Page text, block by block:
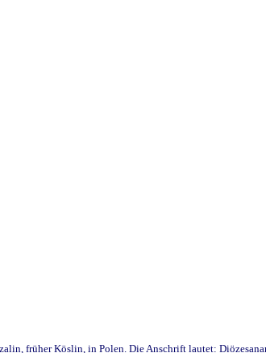
früher Köslin, in Polen. Die Anschrift lautet: